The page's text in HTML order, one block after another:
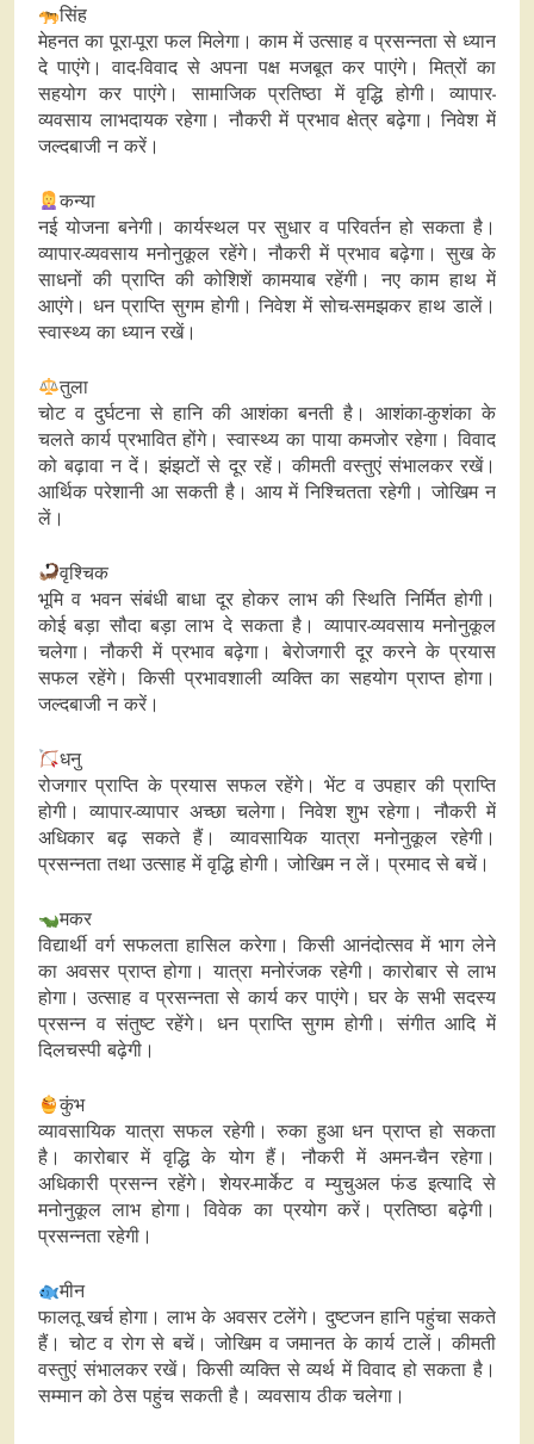
सिंह
मेहनत का पूरा-पूरा फल मिलेगा। काम में उत्साह व प्रसन्नता से ध्यान
दे पाएंगे। वाद-विवाद से अपना पक्ष मजबूत कर पाएंगे। मित्रों का
सहयोग कर पाएंगे। सामाजिक प्रतिष्ठा में वृद्धि होगी। व्यापार-
व्यवसाय लाभदायक रहेगा। नौकरी में प्रभाव क्षेत्र बढ़ेगा। निवेश में
जल्दबाजी न करें।
कन्या
नई योजना बनेगी। कार्यस्‍थल पर सुधार व परिवर्तन हो सकता है।
व्यापार-व्यवसाय मनोनुकूल रहेंगे। नौकरी में प्रभाव बढ़ेगा। सुख के
साधनों की प्राप्ति की कोशिशें कामयाब रहेंगी। नए काम हाथ में
आएंगे। धन प्राप्ति सुगम होगी। निवेश में सोच-समझकर हाथ डालें।
स्वास्‍थ्य का ध्यान रखें।
तुला
चोट व दुर्घटना से हानि की आशंका बनती है। आशंका-कुशंका के
चलते कार्य प्रभावित होंगे। स्वास्थ्य का पाया कमजोर रहेगा। विवाद
को बढ़ावा न दें। झंझटों से दूर रहें। कीमती वस्तुएं संभालकर रखें।
आर्थिक परेशानी आ सकती है। आय में निश्चितता रहेगी। जोखिम न
लें।
वृश्चिक
भूमि व भवन संबंधी बाधा दूर होकर लाभ की स्थिति निर्मित होगी।
कोई बड़ा सौदा बड़ा लाभ दे सकता है। व्यापार-व्यवसाय मनोनुकूल
चलेगा। नौकरी में प्रभाव बढ़ेगा। बेरोजगारी दूर करने के प्रयास
सफल रहेंगे। किसी प्रभावशाली व्यक्ति का सहयोग प्राप्त होगा।
जल्दबाजी न करें।
धनु
रोजगार प्राप्ति के प्रयास सफल रहेंगे। भेंट व उपहार की प्राप्ति
होगी। व्यापार-व्यापार अच्‍छा चलेगा। निवेश शुभ रहेगा। नौकरी में
अधिकार बढ़ सकते हैं। व्यावसायिक यात्रा मनोनुकूल रहेगी।
प्रसन्नता तथा उत्साह में वृद्धि होगी। जोखिम न लें। प्रमाद से बचें।
मकर
विद्यार्थी वर्ग सफलता हासिल करेगा। किसी आनंदोत्सव में भाग लेने
का अवसर प्राप्त होगा। यात्रा मनोरंजक रहेगी। कारोबार से लाभ
होगा। उत्साह व प्रसन्नता से कार्य कर पाएंगे। घर के सभी सदस्य
प्रसन्न व संतुष्ट रहेंगे। धन प्राप्ति सुगम होगी। संगीत आदि में
दिलचस्पी बढ़ेगी।
कुंभ
व्यावसायिक यात्रा सफल रहेगी। रुका हुआ धन प्राप्त हो सकता
है। कारोबार में वृद्धि के योग हैं। नौकरी में अमन-चैन रहेगा।
अधिकारी प्रसन्न रहेंगे। शेयर-मार्केट व म्युचुअल फंड इत्यादि से
मनोनुकूल लाभ होगा। विवेक का प्रयोग करें। प्रतिष्ठा बढ़ेगी।
प्रसन्नता रहेगी।
मीन
फालतू खर्च होगा। लाभ के अवसर टलेंगे। दुष्टजन हानि पहुंचा सकते
हैं। चोट व रोग से बचें। जोखिम व जमानत के कार्य टालें। कीमती
वस्तुएं संभालकर रखें। किसी व्यक्ति से व्यर्थ में विवाद हो सकता है।
सम्मान को ठेस पहुंच सकती है। व्यवसाय ठीक चलेगा।